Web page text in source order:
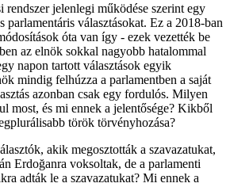
rendszer jelenlegi működése szerint egy
parlamentáris választásokat. Ez a 2018-ban
óta van így - ezek vezették be
az elnök sokkal nagyobb hatalommal
napon tartott választások egyik
mindig felhúzza a parlamentben a saját
azonban csak egy fordulós. Milyen
most, és mi ennek a jelentősége? Kikből
török törvényhozása?
akik megosztották a szavazatukat,
Erdoğanra voksoltak, de a parlamenti
adták le a szavazatukat? Mi ennek a